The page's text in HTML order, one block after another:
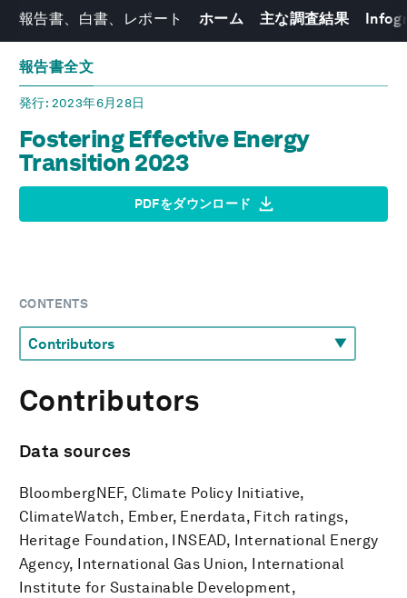
報告書、白書、レポート ホーム 主な調査結果
報告書全文
発行: 2023年6月28日
Fostering Effective Energy
Transition 2023
PDFをダウンロード
CONTENTS
Contributors
Data sources
BloombergNEF, Climate Policy Initiative,
ClimateWatch, Ember, Enerdata, Fitch ratings,
Heritage Foundation, INSEAD, International Energy
Agency, International Gas Union, International
Institute for Sustainable Development,